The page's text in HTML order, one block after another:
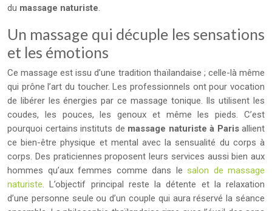
du massage naturiste.
Un massage qui décuple les sensations
et les émotions
Ce massage est issu d’une tradition thaïlandaise ; celle-là même
qui prône l’art du toucher. Les professionnels ont pour vocation
de libérer les énergies par ce massage tonique. Ils utilisent les
coudes, les pouces, les genoux et même les pieds. C’est
pourquoi certains instituts de massage naturiste à Parisallient
ce bien-être physique et mental avec la sensualité du corps à
corps. Des praticiennes proposent leurs services aussi bien aux
hommes qu’aux femmes comme dans le salon de massage
naturiste. L’objectif principal reste la détente et la relaxation
d’une personne seule ou d’un couple qui aura réservé la séance